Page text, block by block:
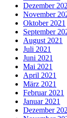
Dezember
November
Oktober 2021
September
August 2021
Juli 2021
Juni 2021
Mai 2021
April 2021
März 2021
Februar 2021
Januar 2021
Dezember